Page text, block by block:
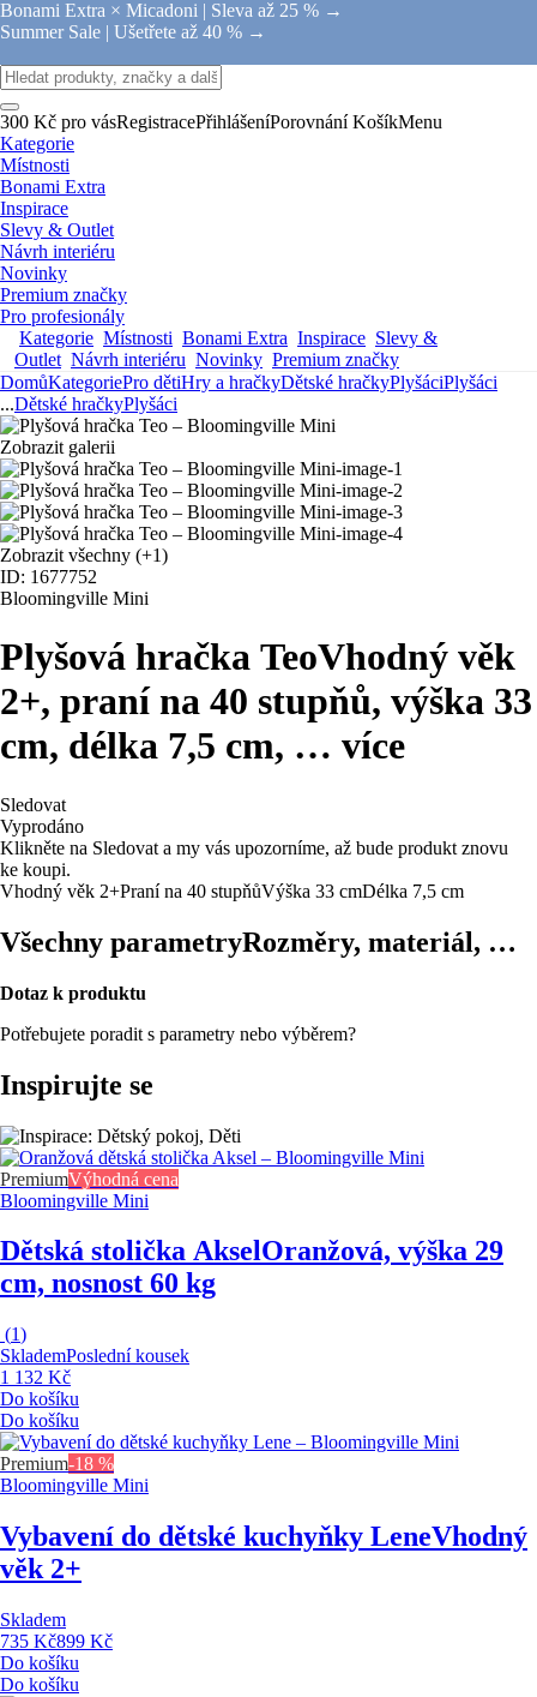
Bonami Extra × Micadoni | Sleva až 25 % →
Summer Sale | Ušetřete až 40 % →
300 Kč pro vásRegistracePřihlášeníPorovnání KošíkMenu
Kategorie
Místnosti
Bonami Extra
Inspirace
Slevy & Outlet
Návrh interiéru
Novinky
Premium značky
Pro profesionály
Kategorie Místnosti Bonami Extra Inspirace Slevy &
Outlet Návrh interiéru Novinky Premium značky
DomůKategoriePro dětiHry a hračkyDětské hračkyPlyšáciPlyšáci
...Dětské hračkyPlyšáci
Zobrazit galerii
Zobrazit všechny (+1)
ID: 1677752
Bloomingville Mini
Plyšová hračka TeoVhodný věk
2+, praní na 40 stupňů, výška 33
cm, délka 7,5 cm, … více
Sledovat
Vyprodáno
Klikněte na Sledovat a my vás upozorníme, až bude produkt znovu
ke koupi.
Vhodný věk 2+Praní na 40 stupňůVýška 33 cmDélka 7,5 cm
Všechny parametryRozměry, materiál, …
Dotaz k produktu
Potřebujete poradit s parametry nebo výběrem?
Inspirujte se
PremiumVýhodná cena
Bloomingville Mini
Dětská stolička AkselOranžová, výška 29
cm, nosnost 60 kg
(1)
SklademPoslední kousek
1 132 Kč
Do košíku
Do košíku
Premium-18 %
Bloomingville Mini
Vybavení do dětské kuchyňky LeneVhodný
věk 2+
Skladem
735 Kč899 Kč
Do košíku
Do košíku